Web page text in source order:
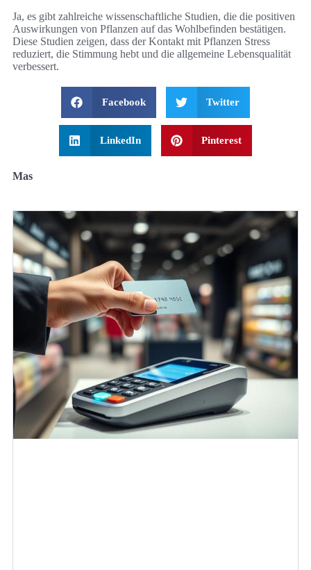
Ja, es gibt zahlreiche wissenschaftliche Studien, die die positiven
Auswirkungen von Pflanzen auf das Wohlbefinden bestätigen.
Diese Studien zeigen, dass der Kontakt mit Pflanzen Stress
reduziert, die Stimmung hebt und die allgemeine Lebensqualität
verbessert.
Facebook Twitter
LinkedIn Pinterest
Mas